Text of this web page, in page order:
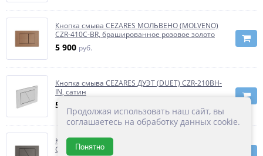
Кнопка смыва CEZARES МОЛЬВЕНО (MOLVENO)
CZR-410C-BR, брашированное розовое золото
5 900 руб.
Кнопка смыва CEZARES ДУЭТ (DUET) CZR-210BH-
IN, сатин
5 300
Кнопка смыва CEZARES ДУЭТ (DUET) CZR-210H-
GM,оружейная сталь
Продолжая использовать наш сайт, вы
соглашаетесь на обработку данных cookie.
Понятно